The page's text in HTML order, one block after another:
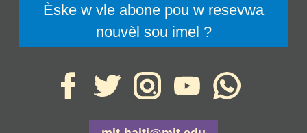
Èske w vle abone pou w resevwa
nouvèl sou imel ?